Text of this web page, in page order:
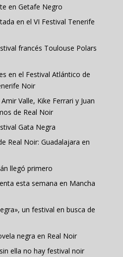
en Getafe Negro
en el VI Festival Tenerife
francés Toulouse Polars
en el Festival Atlántico de
Noir
Valle, Kike Ferrari y Juan
de Real Noir
Gata Negra
Real Noir: Guadalajara en
llegó primero
esta semana en Mancha
un festival en busca de
negra en Real Noir
ella no hay festival noir